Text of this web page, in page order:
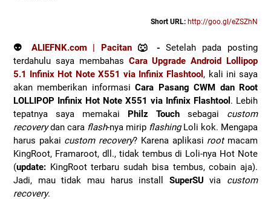
Short URL: http://goo.gl/eZSZhN
👽 ALIEFNK.com | Pacitan 🐺 - Setelah pada posting
terdahulu saya membahas Cara Upgrade Android Lollipop
5.1 Infinix Hot Note X551 via Infinix Flashtool , kali ini saya
akan memberikan informasiCara Pasang CWM dan Root
LOLLIPOP Infinix Hot Note X551 via Infinix Flashtool . Lebih
tepatnya saya memakai
Philz Touch sebagai custom
recoverydan cara flash-nya mirip flashingLoli kok. Mengapa
harus pakai custom recovery? Karena aplikasi rootmacam
KingRoot, Framaroot, dll., tidak tembus di Loli-nya Hot Note
(update: KingRoot terbaru sudah bisa tembus, cobain aja).
Jadi, mau tidak mau harus install SuperSU via custom
recovery.